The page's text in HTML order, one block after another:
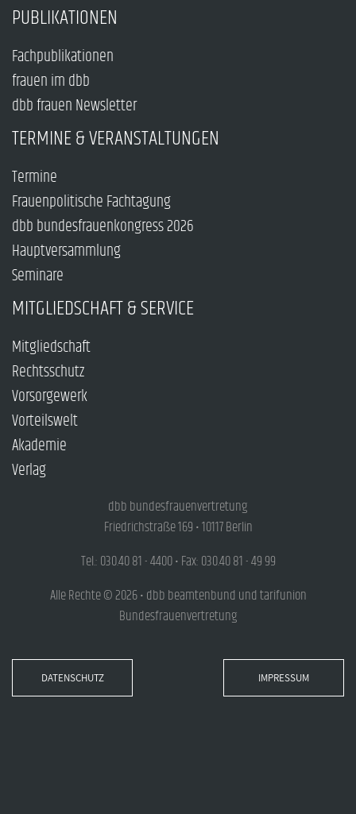
PUBLIKATIONEN
Fachpublikationen
frauen im dbb
dbb frauen Newsletter
TERMINE & VERANSTALTUNGEN
Termine
Frauenpolitische Fachtagung
dbb bundesfrauenkongress 2026
Hauptversammlung
Seminare
MITGLIEDSCHAFT & SERVICE
Mitgliedschaft
Rechtsschutz
Vorsorgewerk
Vorteilswelt
Akademie
Verlag
dbb bundesfrauenvertretung
Friedrichstraße 169 • 10117 Berlin
Tel.: 030.40 81 - 4400 • Fax: 030.40 81 - 49 99
Alle Rechte © 2026 • dbb beamtenbund und tarifunion
Bundesfrauenvertretung
DATENSCHUTZ IMPRESSUM